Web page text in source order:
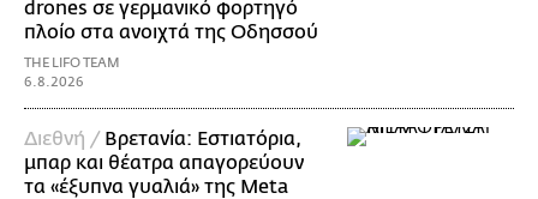
drones σε γερμανικό φορτηγό
πλοίο στα ανοιχτά της Οδησσού
THE LIFO TEAM
6.8.2026
Διεθνή / Βρετανία: Εστιατόρια,
μπαρ και θέατρα απαγορεύουν
τα «έξυπνα γυαλιά» της Meta